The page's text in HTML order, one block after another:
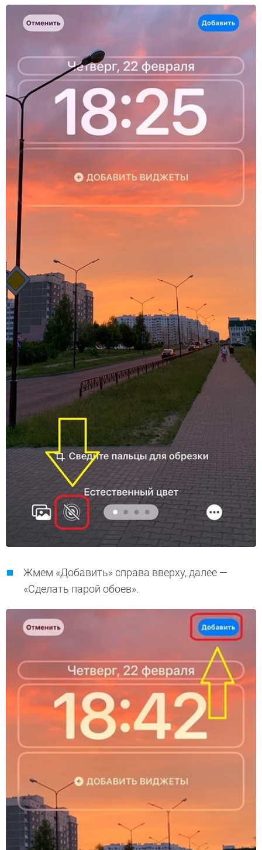
Жмем «Добавить» справа вверху, далее —
«Сделать парой обоев».